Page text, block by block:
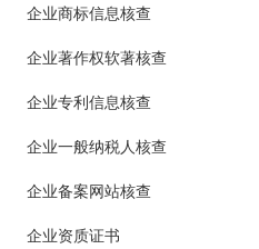
企业商标信息核查
企业著作权软著核查
企业专利信息核查
企业一般纳税人核查
企业备案网站核查
企业资质证书